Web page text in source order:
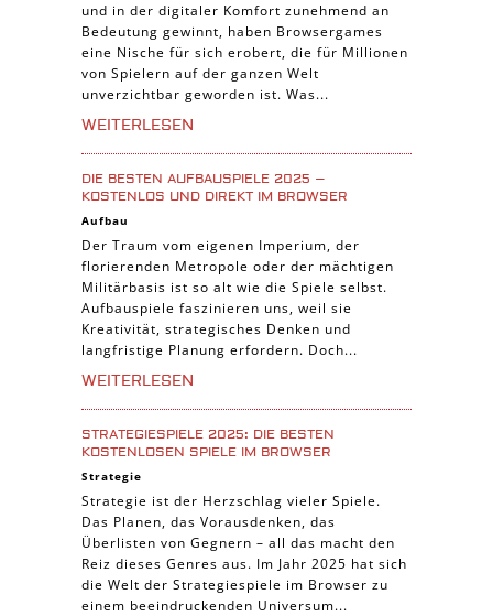
Trading Card Spiele
Manager Spiele
und in der digitaler Komfort zunehmend an
Bedeutung gewinnt, haben Browsergames
eine Nische für sich erobert, die für Millionen
von Spielern auf der ganzen Welt
unverzichtbar geworden ist. Was...
WEITERLESEN
DIE BESTEN AUFBAUSPIELE 2025 –
KOSTENLOS UND DIREKT IM BROWSER
Aufbau
Der Traum vom eigenen Imperium, der
florierenden Metropole oder der mächtigen
Militärbasis ist so alt wie die Spiele selbst.
Aufbauspiele faszinieren uns, weil sie
Kreativität, strategisches Denken und
langfristige Planung erfordern. Doch...
WEITERLESEN
STRATEGIESPIELE 2025: DIE BESTEN
KOSTENLOSEN SPIELE IM BROWSER
Strategie
Strategie ist der Herzschlag vieler Spiele.
Das Planen, das Vorausdenken, das
Überlisten von Gegnern – all das macht den
Reiz dieses Genres aus. Im Jahr 2025 hat sich
die Welt der Strategiespiele im Browser zu
einem beeindruckenden Universum...